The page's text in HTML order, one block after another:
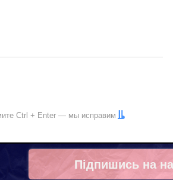
Ctrl + Enter — мы исправим
Підпишись на
Facebook